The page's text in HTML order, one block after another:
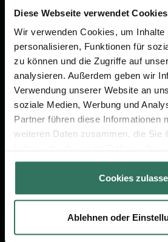
Diese Webseite verwendet Cookies
Wir verwenden Cookies, um Inhalte
personalisieren, Funktionen für
zu können und die Zugriffe auf
analysieren. Außerdem geben wir
Verwendung unserer Website an
soziale Medien, Werbung und
Partner führen diese Informationen
weiteren Daten zusammen, die Sie
gesammelt haben.
Cookies
Ablehnen oder
FÜR SIE
Vergleich
Ratgeber
Verzeichnis
Für Bestatter
FÜR